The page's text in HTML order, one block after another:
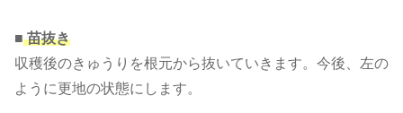
■苗抜き
収穫後のきゅうりを根元から抜いていきます。今後、左の
ように更地の状態にします。